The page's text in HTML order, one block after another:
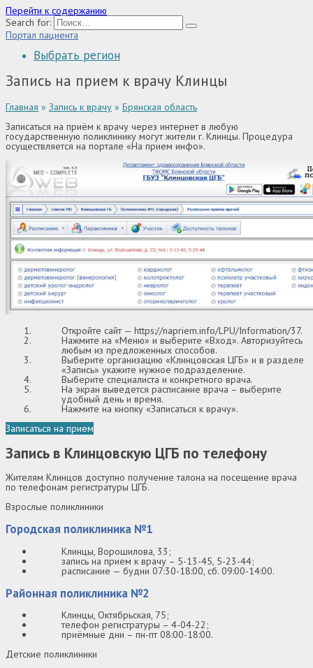
Перейти к содержанию
Search for:
Портал пациента
Выбрать регион
Запись на прием к врачу Клинцы
Главная » Запись к врачу » Брянская область
Записаться на приём к врачу через интернет в любую
государственную поликлинику могут жители г. Клинцы. Процедура
осуществляется на портале «На прием инфо».
Откройте сайт — https://napriem.info/LPU/Information/37.
Нажмите на «Меню» и выберите «Вход». Авторизуйтесь
любым из предложенных способов.
Выберите организацию «Клинцовская ЦГБ» и в разделе
«Запись» укажите нужное подразделение.
Выберите специалиста и конкретного врача.
На экран выведется расписание врача – выберите
удобный день и время.
Нажмите на кнопку «Записаться к врачу».
Записаться на прием
Запись в Клинцовскую ЦГБ по телефону
Жителям Клинцов доступно получение талона на посещение врача
по телефонам регистратуры ЦГБ.
Взрослые поликлиники
Городская поликлиника №1
Клинцы, Ворошилова, 33;
запись на прием к врачу – 5-13-45, 5-23-44;
расписание — будни 07:30-18:00, сб. 09:00-14:00.
Районная поликлиника №2
Клинцы, Октябрьская, 75;
телефон регистратуры – 4-04-22;
приёмные дни – пн-пт 08:00-18:00.
Детские поликлиники